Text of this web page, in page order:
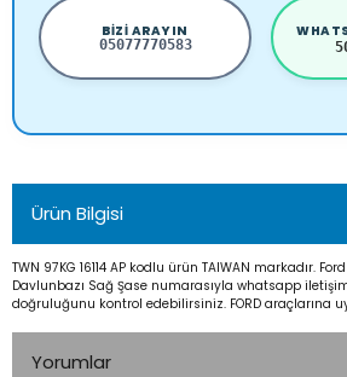
BIZI ARAYIN
05077770583
Ürün Bilgisi
TWN 97KG 16114 AP kodlu ürün TAIWAN markadır.
Davlunbazı Sağ Şase numarasıyla whatsapp
doğruluğunu kontrol edebilirsiniz. FORD araçlarına
Yorumlar